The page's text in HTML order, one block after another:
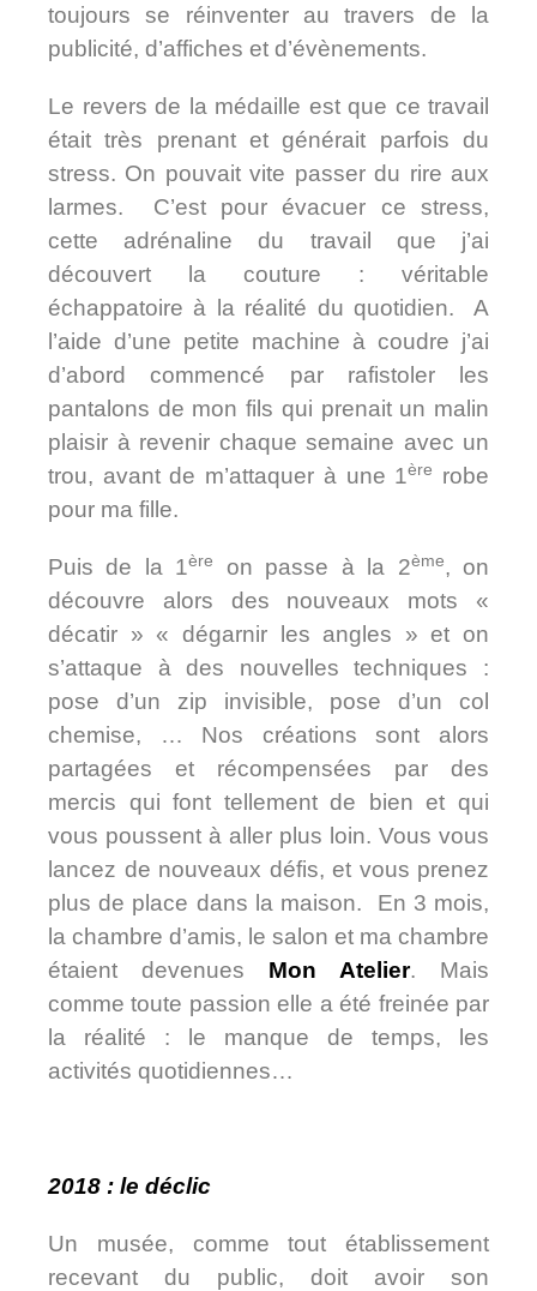
toujours se réinventer au travers de la
publicité, d’affiches et d’évènements.
Le revers de la médaille est que ce travail
était très prenant et générait parfois du
stress. On pouvait vite passer du rire aux
larmes. C’est pour évacuer ce stress,
cette adrénaline du travail que j’ai
découvert la couture : véritable
échappatoire à la réalité du quotidien. A
l’aide d’une petite machine à coudre j’ai
d’abord commencé par rafistoler les
pantalons de mon fils qui prenait un malin
plaisir à revenir chaque semaine avec un
trou, avant de m’attaquer à une 1ère
robe
pour ma fille.
Puis de la 1ère on passe à la 2ème, on
découvre alors des nouveaux mots «
décatir » « dégarnir les angles » et on
s’attaque à des nouvelles techniques :
pose d’un zip invisible, pose d’un col
chemise, … Nos créations sont alors
partagées et récompensées par des
mercis qui font tellement de bien et qui
vous poussent à aller plus loin. Vous vous
lancez de nouveaux défis, et vous prenez
plus de place dans la maison. En 3 mois,
la chambre d’amis, le salon et ma chambre
étaient devenues Mon Atelier. Mais
comme toute passion elle a été freinée par
la réalité : le manque de temps, les
activités quotidiennes…
2018 : le déclic
Un musée, comme tout établissement
recevant du public, doit avoir son